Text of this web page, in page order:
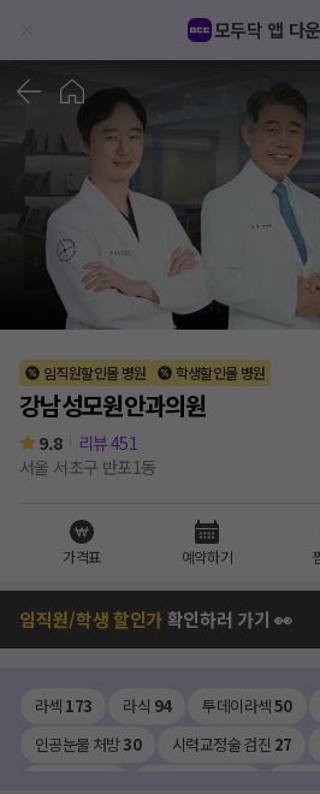
모두닥 앱 다
임직원할인몰 병원 학생할인몰 병원
강남성모원안과의원
9.8 리뷰451
서울 서초구 반포1동
가격표 예약하기
임직원/학생 할인가확인하러 가기 👀
라섹 173 라식 94 투데이라섹50
인공눈물 처방30 시력교정술 검진 27
강남성모원안과의원 후기/가격/비용